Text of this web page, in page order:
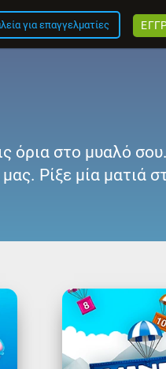
για επαγγελματίες
όρια στο μυαλό
Ρίξε μία ματιά